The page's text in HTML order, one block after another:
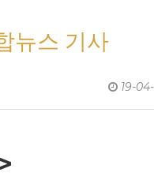
뉴스 기사
19-